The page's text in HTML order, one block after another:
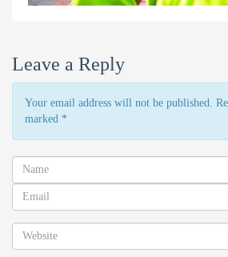
Leave a Reply
Your email address will not be published.
marked *